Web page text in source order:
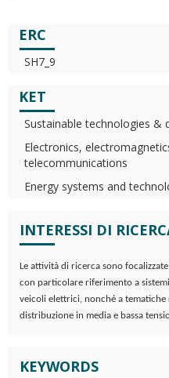
ERC
SH7_9
KET
Sustainable technologies &
Electronics,
telecommunications
Energy systems and
INTERESSI DI
Le attività di ricerca sono
con particolare riferimento a
veicoli elettrici, nonché a
distribuzione in media e bassa
KEYWORDS